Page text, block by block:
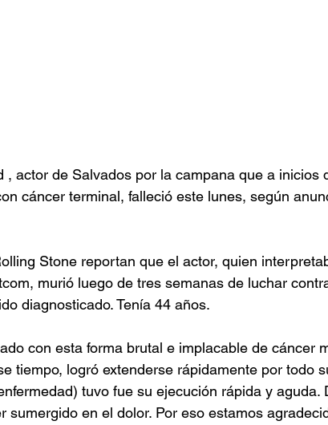
, actor de Salvados por la campana que a inicios
cáncer terminal, falleció este lunes, según
Stone reportan que el actor, quien
murió luego de tres semanas de luchar
diagnosticado. Tenía 44 años.
con esta forma brutal e implacable de cáncer
tiempo, logró extenderse rápidamente por todo
tuvo fue su ejecución rápida y aguda.
sumergido en el dolor. Por eso estamos